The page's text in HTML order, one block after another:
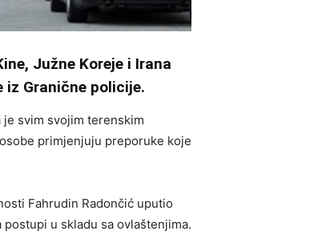
Južne Koreje i Irana
iz Granične policije.
je svim svojim terenskim
primjenjuju preporuke koje
Fahrudin Radončić uputio
u skladu sa ovlaštenjima.